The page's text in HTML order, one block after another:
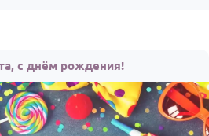
с днём рождения!